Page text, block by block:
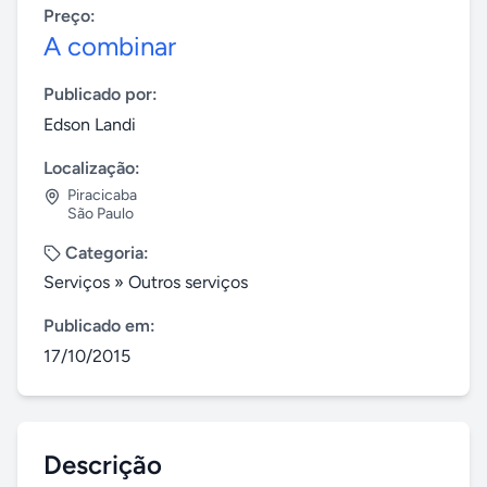
Preço:
A combinar
Publicado por:
Edson Landi
Localização:
Piracicaba
São Paulo
Categoria:
Serviços » Outros serviços
Publicado em:
17/10/2015
Descrição